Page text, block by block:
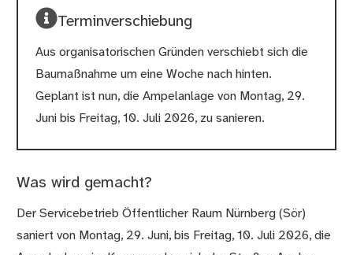
Terminverschiebung
Aus organisatorischen Gründen verschiebt sich die
Baumaßnahme um eine Woche nach hinten.
Geplant ist nun, die Ampelanlage von Montag, 29.
Juni bis Freitag, 10. Juli 2026, zu sanieren.
Was wird gemacht?
Der Servicebetrieb Öffentlicher Raum Nürnberg (Sör)
saniert von Montag, 29. Juni, bis Freitag, 10. Juli 2026, die